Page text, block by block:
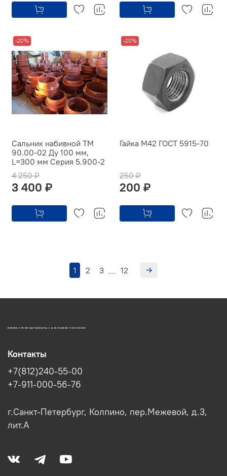
-20%
Сальник набивной ТМ
90.00-02 Ду 100 мм,
L=300 мм Серия 5.900-2
4 250 ₽
3 400 ₽
-20%
Гайка М42 ГОСТ 5915-70
250 ₽
200 ₽
1 2 3 … 12
ИЖОРА-СТРОЙ МАТЕРИАЛЫ С ДОСТАВКОЙ ПО РОССИИ
Контакты
+7(812)240-55-00
+7-911-000-56-76
г.Санкт-Петербург, Колпино, пер.Межевой, д.3,
лит.А